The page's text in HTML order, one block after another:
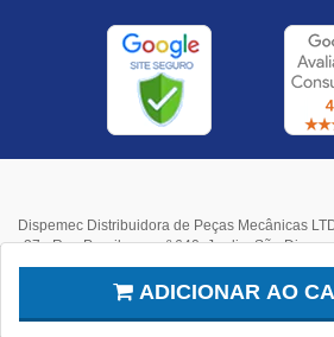
ADICIONAR AO
Dispemec Distribuidora de Peças Mecânicas
37 - Rua Paraibuna, nº 640, Jardim São Dimas
sua experiência.Mais informações
Entendi